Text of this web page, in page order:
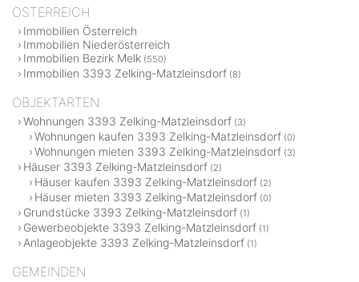
ÖSTERREICH
Immobilien Österreich
Immobilien Niederösterreich
Immobilien Bezirk Melk (550)
Immobilien 3393 Zelking-Matzleinsdorf (8)
OBJEKTARTEN
Wohnungen 3393 Zelking-Matzleinsdorf (3)
Wohnungen kaufen 3393 Zelking-Matzleinsdorf (0)
Wohnungen mieten 3393 Zelking-Matzleinsdorf (3)
Häuser 3393 Zelking-Matzleinsdorf (2)
Häuser kaufen 3393 Zelking-Matzleinsdorf (2)
Häuser mieten 3393 Zelking-Matzleinsdorf (0)
Grundstücke 3393 Zelking-Matzleinsdorf (1)
Gewerbeobjekte 3393 Zelking-Matzleinsdorf (1)
Anlageobjekte 3393 Zelking-Matzleinsdorf (1)
GEMEINDEN